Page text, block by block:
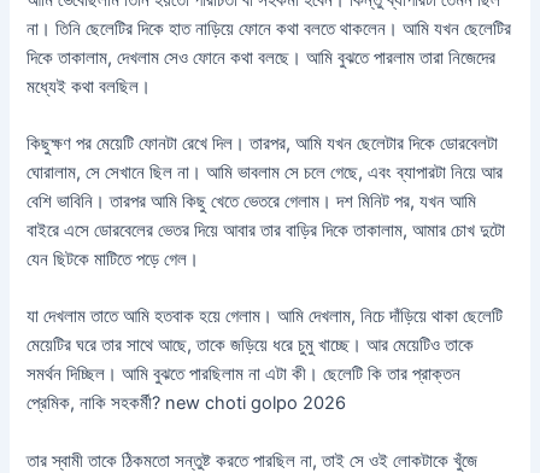
না। তিনি ছেলেটির দিকে হাত নাড়িয়ে ফোনে কথা বলতে থাকলেন। আমি যখন ছেলেটির
দিকে তাকালাম, দেখলাম সেও ফোনে কথা বলছে। আমি বুঝতে পারলাম তারা নিজেদের
মধ্যেই কথা বলছিল।
কিছুক্ষণ পর মেয়েটি ফোনটা রেখে দিল। তারপর, আমি যখন ছেলেটার দিকে ডোরবেলটা
ঘোরালাম, সে সেখানে ছিল না। আমি ভাবলাম সে চলে গেছে, এবং ব্যাপারটা নিয়ে আর
বেশি ভাবিনি। তারপর আমি কিছু খেতে ভেতরে গেলাম। দশ মিনিট পর, যখন আমি
বাইরে এসে ডোরবেলের ভেতর দিয়ে আবার তার বাড়ির দিকে তাকালাম, আমার চোখ দুটো
যেন ছিটকে মাটিতে পড়ে গেল।
যা দেখলাম তাতে আমি হতবাক হয়ে গেলাম। আমি দেখলাম, নিচে দাঁড়িয়ে থাকা ছেলেটি
মেয়েটির ঘরে তার সাথে আছে, তাকে জড়িয়ে ধরে চুমু খাচ্ছে। আর মেয়েটিও তাকে
সমর্থন দিচ্ছিল। আমি বুঝতে পারছিলাম না এটা কী। ছেলেটি কি তার প্রাক্তন
প্রেমিক, নাকি সহকর্মী? new choti golpo 2026
তার স্বামী তাকে ঠিকমতো সন্তুষ্ট করতে পারছিল না, তাই সে ওই লোকটাকে খুঁজে